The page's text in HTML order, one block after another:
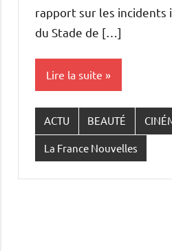
rapport sur les incidents
du Stade de […]
Lire la suite
ACTU BEAUTÉ
La France Nouvelles